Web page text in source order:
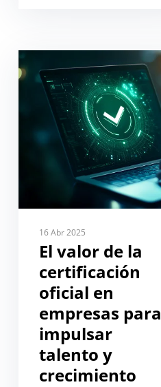
16 Abr 2025
El valor de la
certificación
oficial en
empresas para
impulsar
talento y
crecimiento